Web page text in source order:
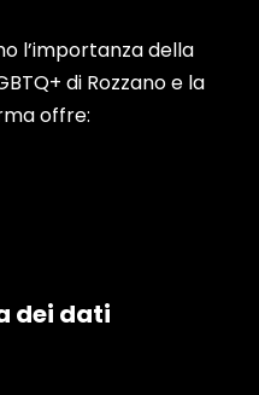
l’importanza della
di Rozzano e la
offre:
dei dati